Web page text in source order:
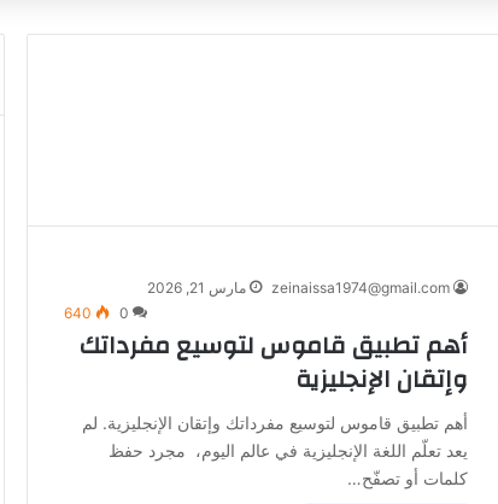
zeinaissa1974@gmail.com
مارس 21, 2026
0
640
أهم تطبيق قاموس لتوسيع مفرداتك
وإتقان الإنجليزية
أهم تطبيق قاموس لتوسيع مفرداتك وإتقان الإنجليزية. لم
يعد تعلّم اللغة الإنجليزية في عالم اليوم، مجرد حفظ
كلمات أو تصفّح…